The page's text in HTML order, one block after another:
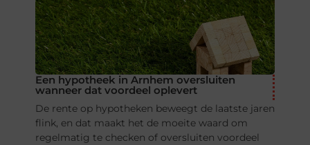
Een hypotheek in Arnhem oversluiten
wanneer dat voordeel oplevert
De rente op hypotheken beweegt de laatste jaren
flink, en dat maakt het de moeite waard om
regelmatig te checken of oversluiten voordeel